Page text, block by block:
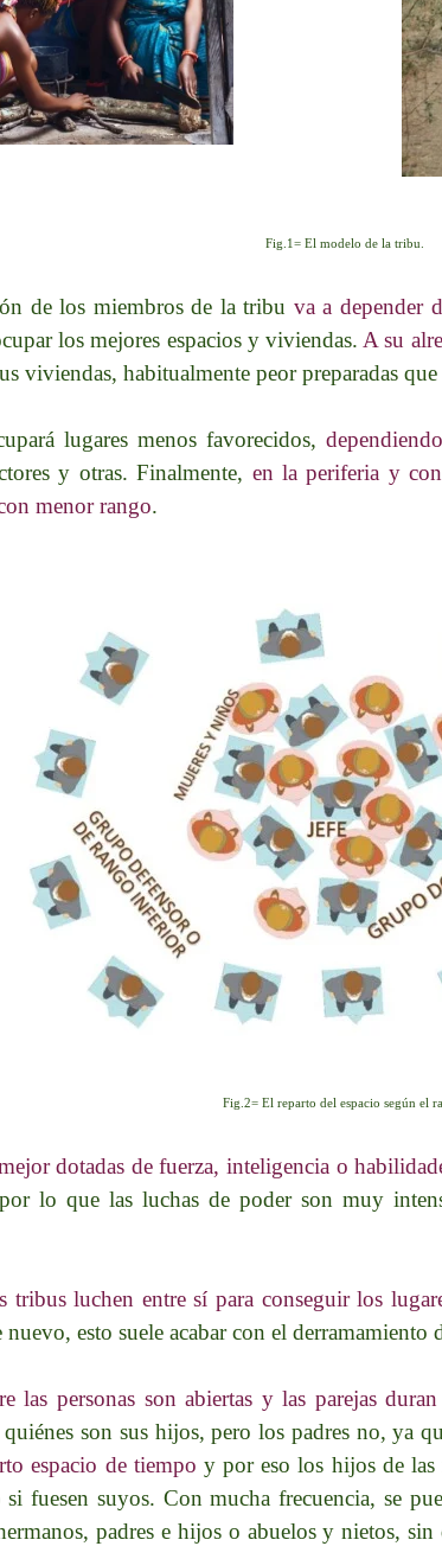
Fig.1= El modelo de la tribu.
de los miembros de la tribu va a depender
los mejores espacios y viviendas. A su
viviendas, habitualmente peor preparadas
lugares menos favorecidos,
y otras. Finalmente, en la periferia y
menor rango.
Fig.2= El reparto del espacio según el
dotadas de fuerza, inteligencia o
lo que las luchas de poder son muy
tribus luchen entre sí para conseguir los
nuevo, esto suele acabar con el
las personas son abiertas y las parejas
son sus hijos, pero los padres no, ya
espacio de tiempo y por eso los hijos de
fuesen suyos. Con mucha frecuencia, se
padres e hijos o abuelos y nietos,